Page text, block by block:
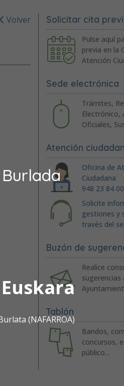
Euskara
(NAFARROA)
Volver Solicitar cita
Pulse aquí
previa en la
Atención
Sede electrónica
Trámites,
Electrónico,
Oficiales,
Atención
Oficina de
Ciudadana
948 23 84 00
Solicite
gestiones y
través del
Buzón de
Realice
sugerencias
Tablón
Bandos,
concursos,
público...